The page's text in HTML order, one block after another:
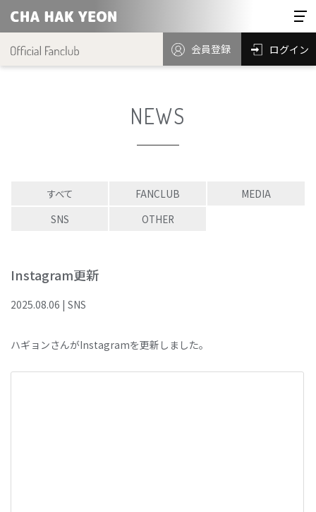
会員登録 ログイン
NEWS
すべて FANCLUB
MEDIA
SNS
OTHER
Instagram更新
2025.08.06 | SNS
ハギョンさんがInstagramを更新しました。